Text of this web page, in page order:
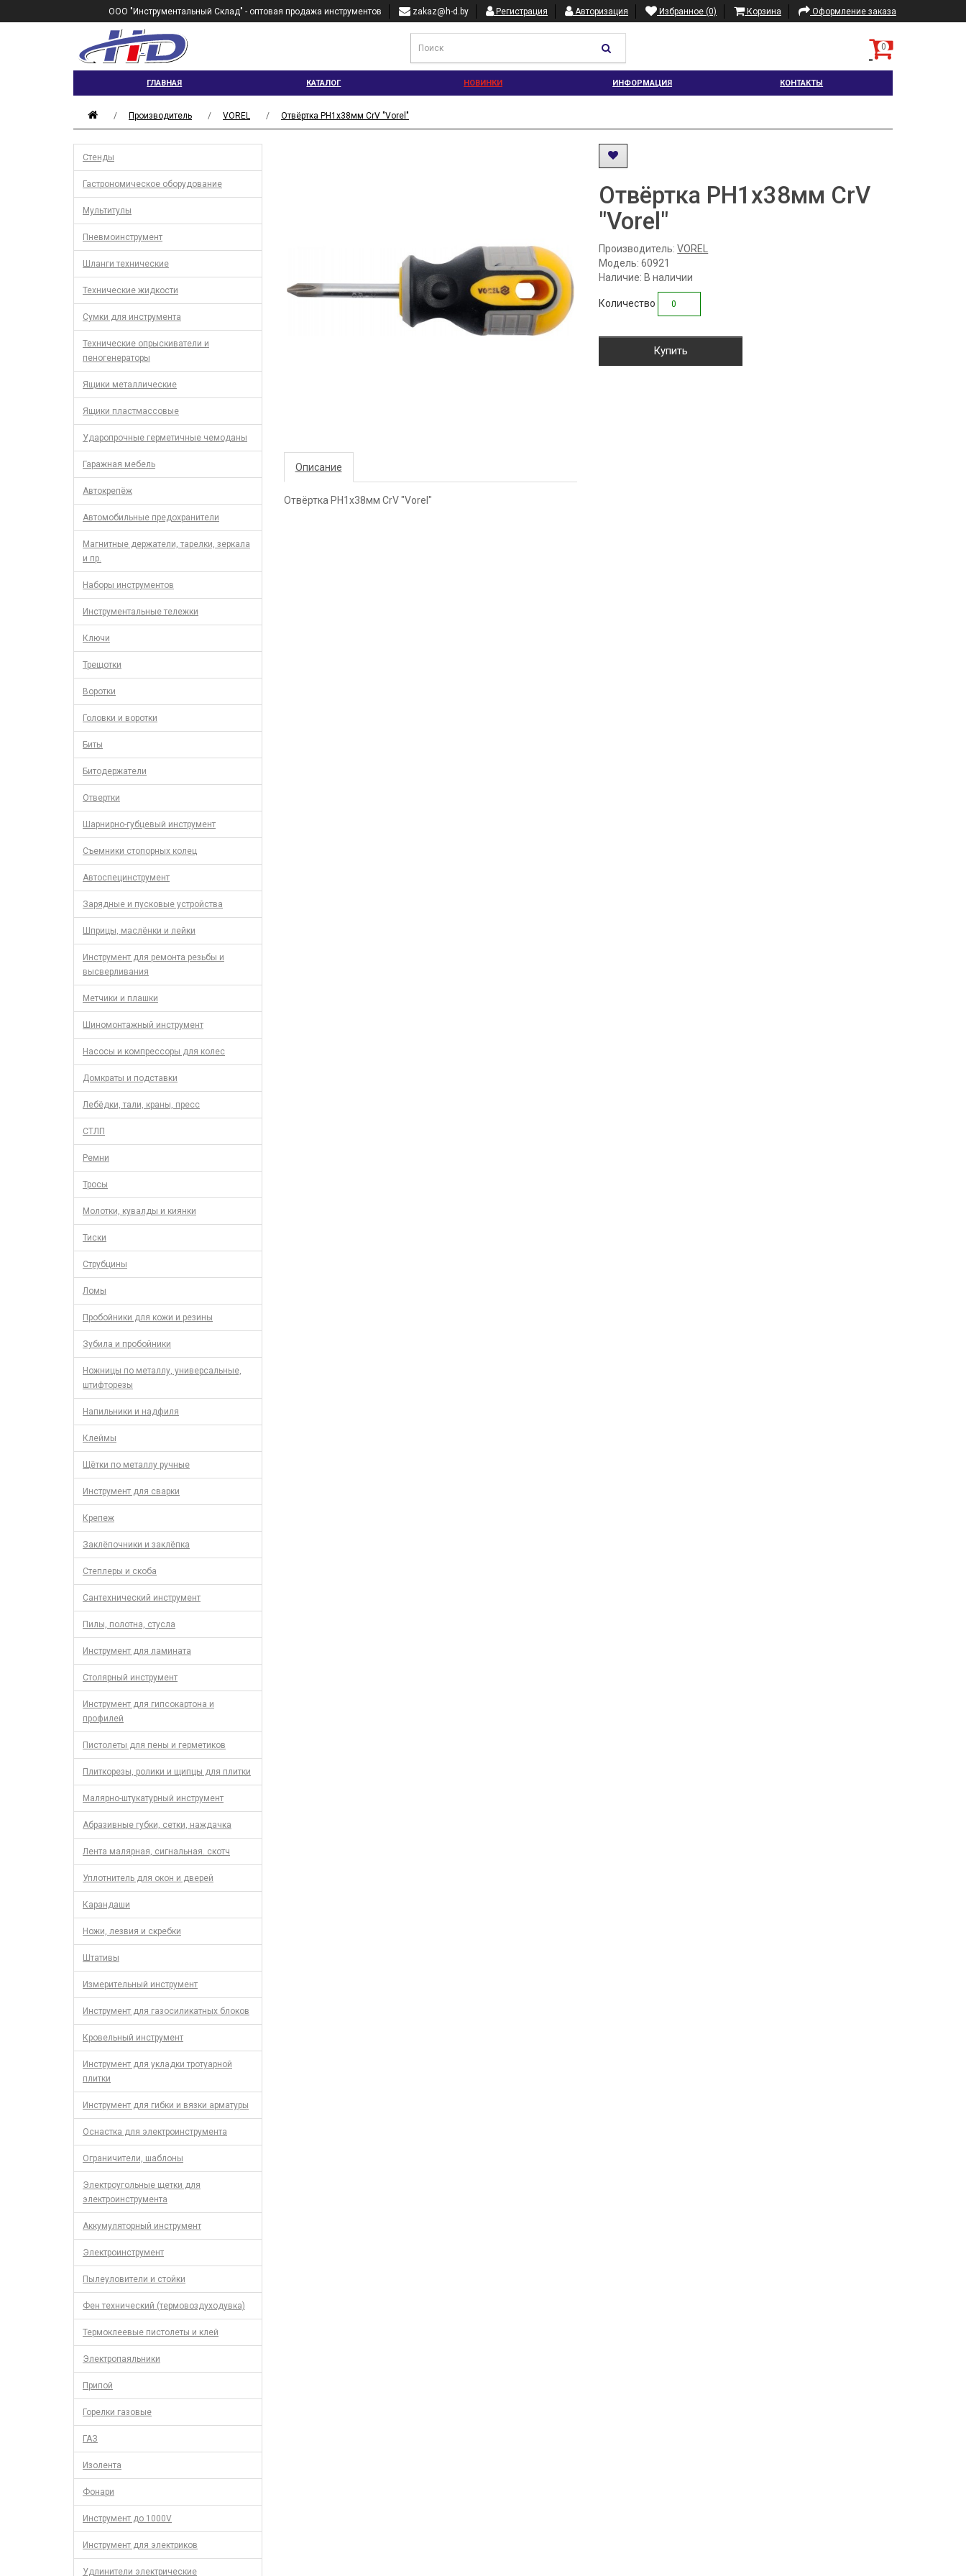
ООО "Инструментальный Склад" - оптовая продажа инструментов zakaz@h-d.by Регистрация Авторизация Избранное (0) Корзина Оформление заказа
0
ГЛАВНАЯ КАТАЛОГ НОВИНКИ ИНФОРМАЦИЯ КОНТАКТЫ
Производитель VOREL Отвёртка РН1х38мм CrV "Vorel"
Стенды
Гастрономическое оборудование
Мультитулы
Пневмоинструмент
Шланги технические
Технические жидкости
Сумки для инструмента
Технические опрыскиватели и
пеногенераторы
Ящики металлические
Ящики пластмассовые
Ударопрочные герметичные чемоданы
Гаражная мебель
Автокрепёж
Автомобильные предохранители
Магнитные держатели, тарелки, зеркала
и пр.
Наборы инструментов
Инструментальные тележки
Ключи
Трещотки
Воротки
Головки и воротки
Биты
Битодержатели
Отвертки
Шарнирно-губцевый инструмент
Съемники стопорных колец
Автоспецинструмент
Зарядные и пусковые устройства
Шприцы, маслёнки и лейки
Инструмент для ремонта резьбы и
высверливания
Метчики и плашки
Шиномонтажный инструмент
Насосы и компрессоры для колес
Домкраты и подставки
Лебёдки, тали, краны, пресс
СТЛП
Ремни
Тросы
Молотки, кувалды и киянки
Тиски
Струбцины
Ломы
Пробойники для кожи и резины
Зубила и пробойники
Ножницы по металлу, универсальные,
штифторезы
Напильники и надфиля
Клеймы
Щётки по металлу ручные
Инструмент для сварки
Крепеж
Заклёпочники и заклёпка
Степлеры и скоба
Сантехнический инструмент
Пилы, полотна, стусла
Инструмент для ламината
Столярный инструмент
Инструмент для гипсокартона и
профилей
Пистолеты для пены и герметиков
Плиткорезы, ролики и щипцы для плитки
Малярно-штукатурный инструмент
Абразивные губки, сетки, наждачка
Лента малярная, сигнальная. скотч
Уплотнитель для окон и дверей
Карандаши
Ножи, лезвия и скребки
Штативы
Измерительный инструмент
Инструмент для газосиликатных блоков
Кровельный инструмент
Инструмент для укладки тротуарной
плитки
Инструмент для гибки и вязки арматуры
Оснастка для электроинструмента
Ограничители, шаблоны
Электроугольные щетки для
электроинструмента
Аккумуляторный инструмент
Электроинструмент
Пылеуловители и стойки
Фен технический (термовоздуходувка)
Термоклеевые пистолеты и клей
Электропаяльники
Припой
Горелки газовые
ГАЗ
Изолента
Фонари
Инструмент до 1000V
Инструмент для электриков
Удлинители электрические
Описание
Отвёртка РН1х38мм CrV "Vorel"
Отвёртка РН1х38мм CrV
"Vorel"
Производитель:VOREL
Модель: 60921
Наличие: В наличии
Количество
Купить